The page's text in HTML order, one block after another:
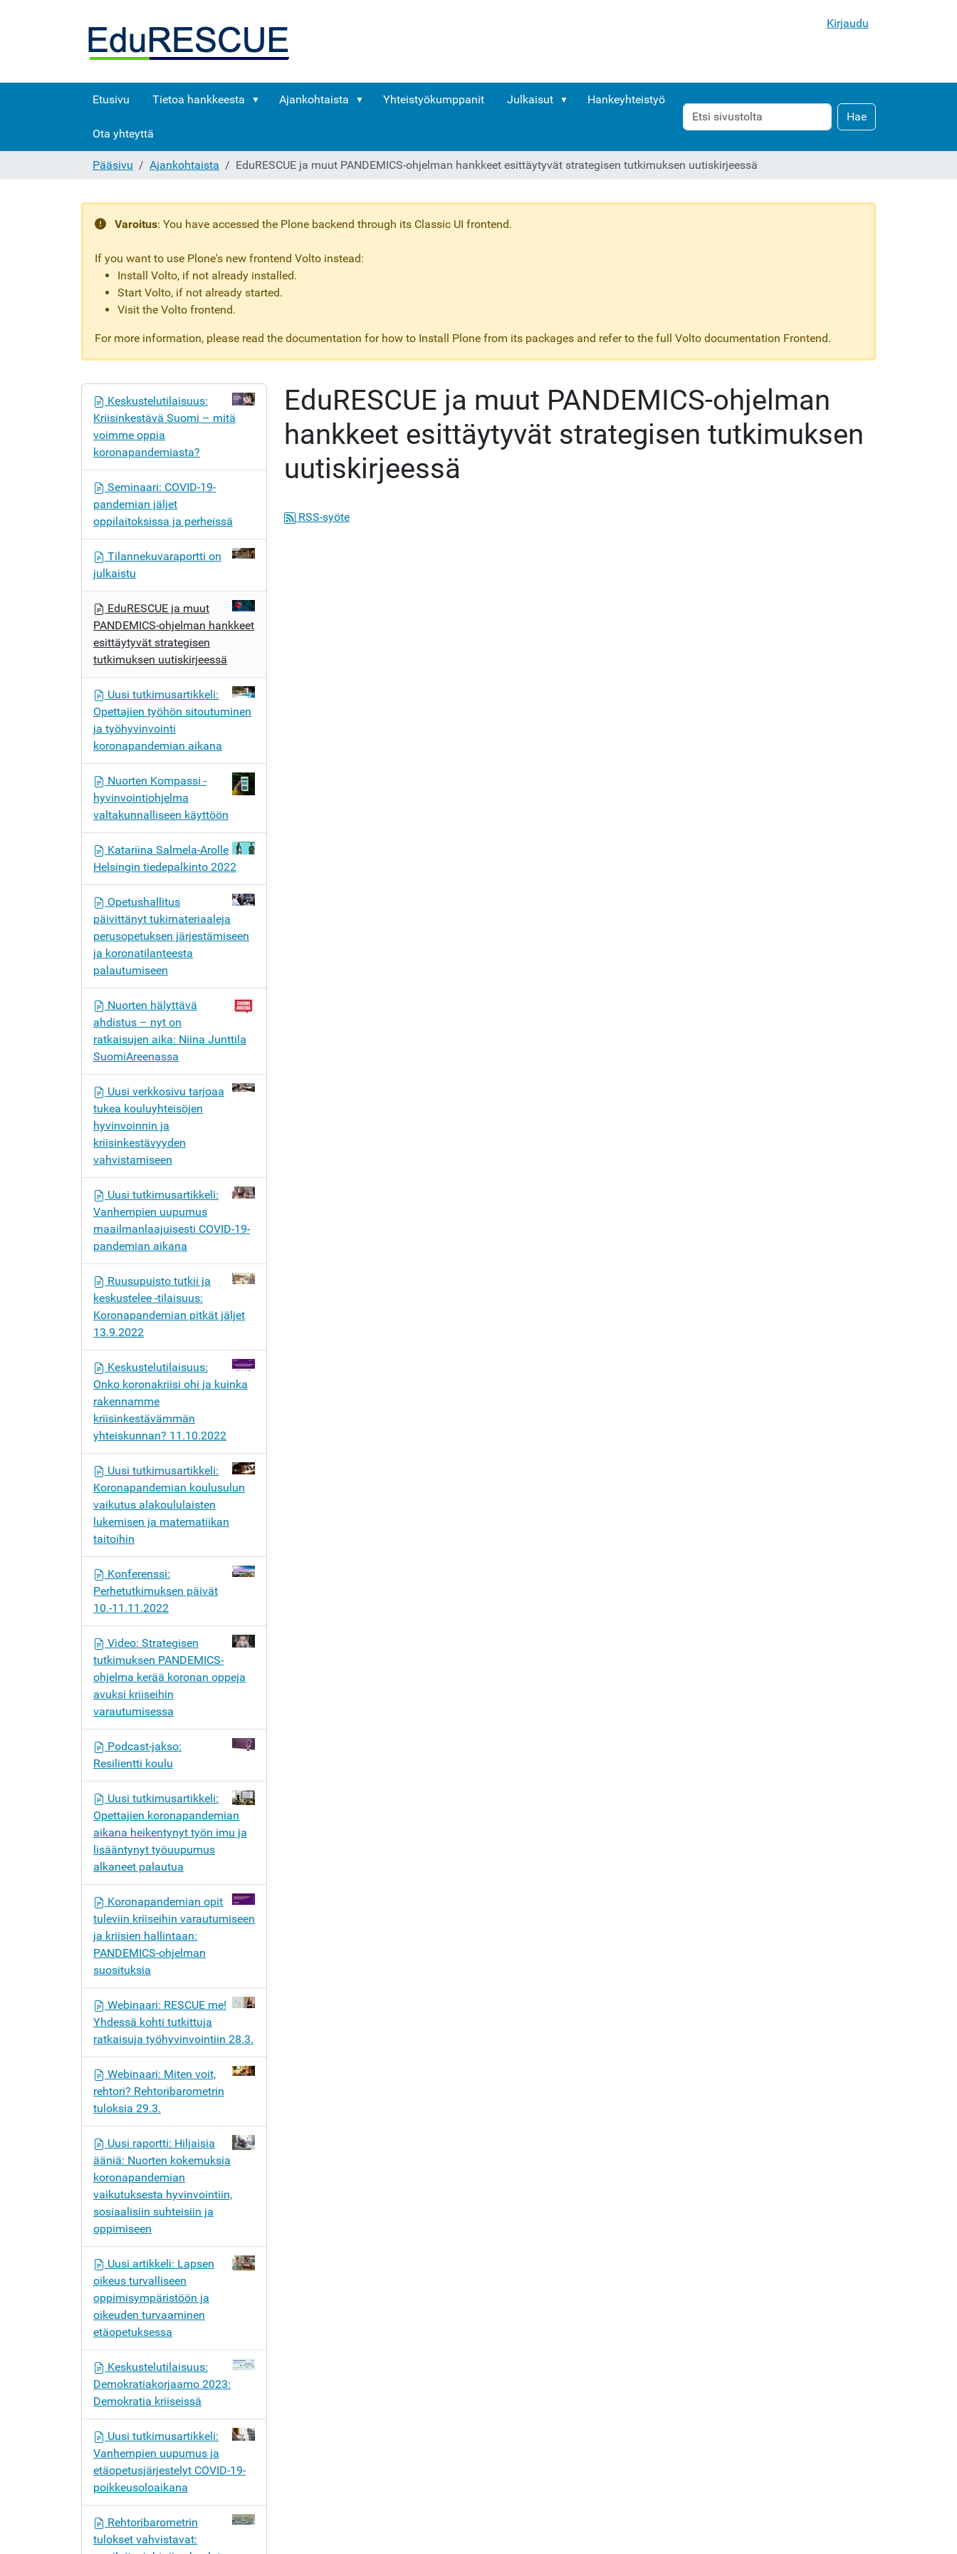
Kirjaudu
Etusivu Tietoa hankkeesta Ajankohtaista Yhteistyökumppanit Julkaisut Hankeyhteistyö
Ota yhteyttä
Hae Hae
Laajennettu
haku...
Pääsivu Ajankohtaista EduRESCUE ja muut PANDEMICS-ohjelman hankkeet esittäytyvät strategisen tutkimuksen uutiskirjeessä
Varoitus: You have accessed the Plone backend through its Classic UI frontend.
If you want to use Plone's new frontend Volto instead:
Install Volto, if not already installed.
Start Volto, if not already started.
Visit the Volto frontend.
For more information, please read the documentation for how to Install Plone from its packages and refer to the full Volto documentation Frontend.
EduRESCUE ja muut PANDEMICS-ohjelman
hankkeet esittäytyvät strategisen tutkimuksen
uutiskirjeessä
RSS-syöte
Keskustelutilaisuus:
Kriisinkestävä Suomi – mitä
voimme oppia
koronapandemiasta?
Seminaari: COVID-19-
pandemian jäljet
oppilaitoksissa ja perheissä
Tilannekuvaraportti on
julkaistu
EduRESCUE ja muut
PANDEMICS-ohjelman hankkeet
esittäytyvät strategisen
tutkimuksen uutiskirjeessä
Uusi tutkimusartikkeli:
Opettajien työhön sitoutuminen
ja työhyvinvointi
koronapandemian aikana
Nuorten Kompassi -
hyvinvointiohjelma
valtakunnalliseen käyttöön
Katariina Salmela-Arolle
Helsingin tiedepalkinto 2022
Opetushallitus
päivittänyt tukimateriaaleja
perusopetuksen järjestämiseen
ja koronatilanteesta
palautumiseen
Nuorten hälyttävä
ahdistus – nyt on
ratkaisujen aika: Niina Junttila
SuomiAreenassa
Uusi verkkosivu tarjoaa
tukea kouluyhteisöjen
hyvinvoinnin ja
kriisinkestävyyden
vahvistamiseen
Uusi tutkimusartikkeli:
Vanhempien uupumus
maailmanlaajuisesti COVID-19-
pandemian aikana
Ruusupuisto tutkii ja
keskustelee -tilaisuus:
Koronapandemian pitkät jäljet
13.9.2022
Keskustelutilaisuus:
Onko koronakriisi ohi ja kuinka
rakennamme
kriisinkestävämmän
yhteiskunnan? 11.10.2022
Uusi tutkimusartikkeli:
Koronapandemian koulusulun
vaikutus alakoululaisten
lukemisen ja matematiikan
taitoihin
Konferenssi:
Perhetutkimuksen päivät
10.-11.11.2022
Video: Strategisen
tutkimuksen PANDEMICS-
ohjelma kerää koronan oppeja
avuksi kriiseihin
varautumisessa
Podcast-jakso:
Resilientti koulu
Uusi tutkimusartikkeli:
Opettajien koronapandemian
aikana heikentynyt työn imu ja
lisääntynyt työuupumus
alkaneet palautua
Koronapandemian opit
tuleviin kriiseihin varautumiseen
ja kriisien hallintaan:
PANDEMICS-ohjelman
suosituksia
Webinaari: RESCUE me!
Yhdessä kohti tutkittuja
ratkaisuja työhyvinvointiin 28.3.
Webinaari: Miten voit,
rehtori? Rehtoribarometrin
tuloksia 29.3.
Uusi raportti: Hiljaisia
ääniä: Nuorten kokemuksia
koronapandemian
vaikutuksesta hyvinvointiin,
sosiaalisiin suhteisiin ja
oppimiseen
Uusi artikkeli: Lapsen
oikeus turvalliseen
oppimisympäristöön ja
oikeuden turvaaminen
etäopetuksessa
Keskustelutilaisuus:
Demokratiakorjaamo 2023:
Demokratia kriiseissä
Uusi tutkimusartikkeli:
Vanhempien uupumus ja
etäopetusjärjestelyt COVID-19-
poikkeusoloaikana
Rehtoribarometrin
tulokset vahvistavat: